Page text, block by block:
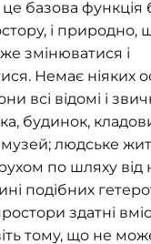
базова функція
і природно,
змінюватися і
Немає ніяких
всі відомі і
будинок,
людське
по шляху
подібних
здатні
тому, що не